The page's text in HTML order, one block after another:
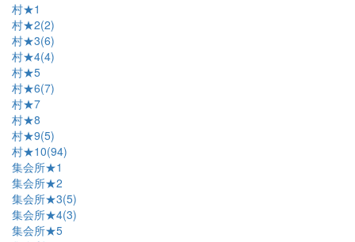
村★1
村★2(2)
村★3(6)
村★4(4)
村★5
村★6(7)
村★7
村★8
村★9(5)
村★10(94)
集会所★1
集会所★2
集会所★3(5)
集会所★4(3)
集会所★5